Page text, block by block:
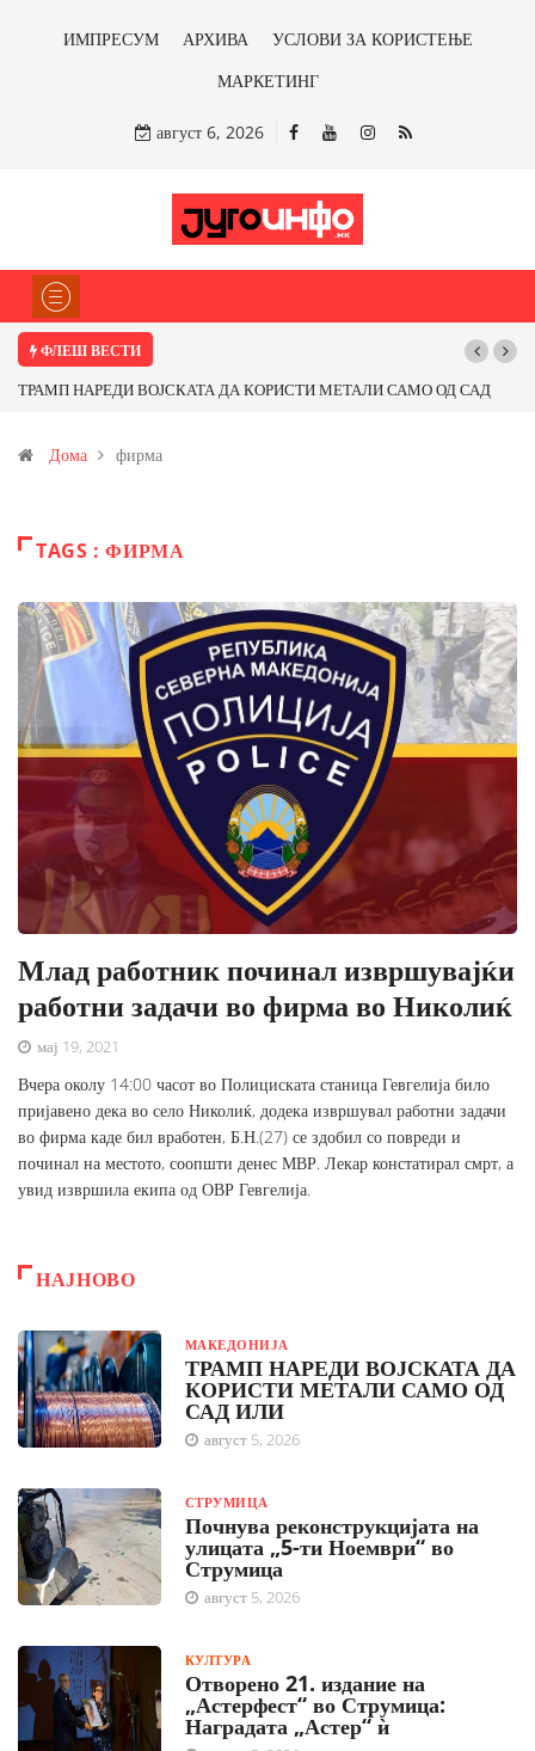
ИМПРЕСУМ АРХИВА
УСЛОВИ ЗА КОРИСТЕЊЕ
МАРКЕТИНГ
август 6, 2026
ФЛЕШ ВЕСТИ
ТРАМП НАРЕДИ ВОЈСКАТА ДА КОРИСТИ МЕТАЛИ САМО ОД САД
Иловица и со антимонот?
Дома фирма
TAGS : ФИРМА
Млад работник починал извршувајќи
работни задачи во фирма во Николиќ
мај 19, 2021
Вчера околу 14:00 часот во Полициската станица Гевгелија било
пријавено дека во село Николиќ, додека извршувал работни задачи
во фирма каде бил вработен, Б.Н.(27) се здобил со повреди и
починал на местото, соопшти денес МВР. Лекар констатирал смрт, а
увид извршила екипа од ОВР Гевгелија.
НАЈНОВО
МАКЕДОНИЈА
ТРАМП НАРЕДИ ВОЈСКАТА ДА
КОРИСТИ МЕТАЛИ САМО ОД
САД ИЛИ
август 5, 2026
СТРУМИЦА
Почнува реконструкцијата на
улицата „5-ти Ноември“ во
Струмица
август 5, 2026
КУЛТУРА
Отворено 21. издание на
„Астерфест“ во Струмица:
Наградата „Астер“ ѝ